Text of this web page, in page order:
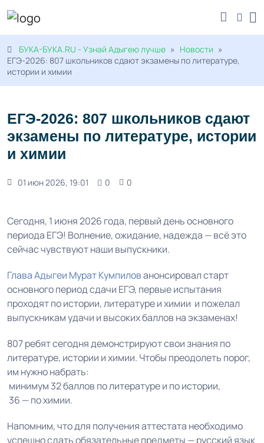
БУКА-БУКА.RU - Узнай Адыгею лучше » Новости »
ЕГЭ-2026: 807 школьников сдают экзамены по литературе,
истории и химии
ЕГЭ-2026: 807 школьников сдают
экзамены по литературе, истории
и химии
01 июн 2026, 19:01 0 0
Сегодня, 1 июня 2026 года, первый день основного
периода ЕГЭ! Волнение, ожидание, надежда — всё это
сейчас чувствуют наши выпускники.
Глава Адыгеи Мурат Кумпилованонсировал старт
основного период сдачи ЕГЭ, первые испытания
проходят по истории, литературе и химии и пожелал
выпускникам удачи и высоких баллов на экзаменах!
807 ребят сегодня демонстрируют свои знания по
литературе, истории и химии. Чтобы преодолеть порог,
им нужно набрать:
минимум 32 баллов по литературе и по истории,
36 — по химии.
Напомним, что для получения аттестата необходимо
успешно сдать обязательные предметы — русский язык